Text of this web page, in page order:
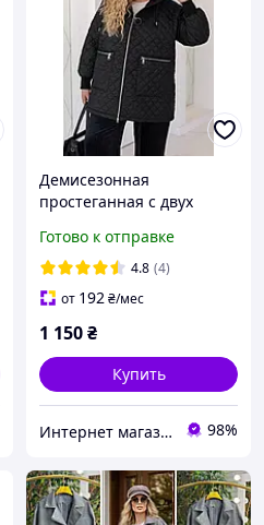
Демисезонная
простеганная с двух
52, 54-58, 60-64 (черный,
мокко)
Готово к отправке
4.8 (4)
от 192₴/мес
1 150₴
Купить
Интернет магазин Beatrissa-shop 98%